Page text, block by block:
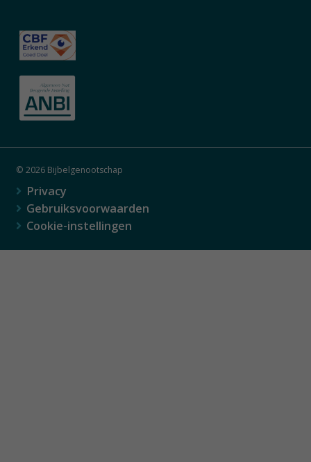
© 2026 Bijbelgenootschap
Privacy
Gebruiksvoorwaarden
Cookie-instellingen